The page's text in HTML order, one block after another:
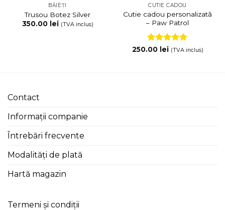
BĂIEȚI
Trusou Botez Silver
350.00
lei (TVA inclus)
CUTIE CADOU
Cutie cadou personalizată
– Paw Patrol
Evaluat la
250.00 lei (TVA inclus)
Contact
Informații companie
Întrebări frecvente
Modalități de plată
Hartă magazin
Termeni și condiții